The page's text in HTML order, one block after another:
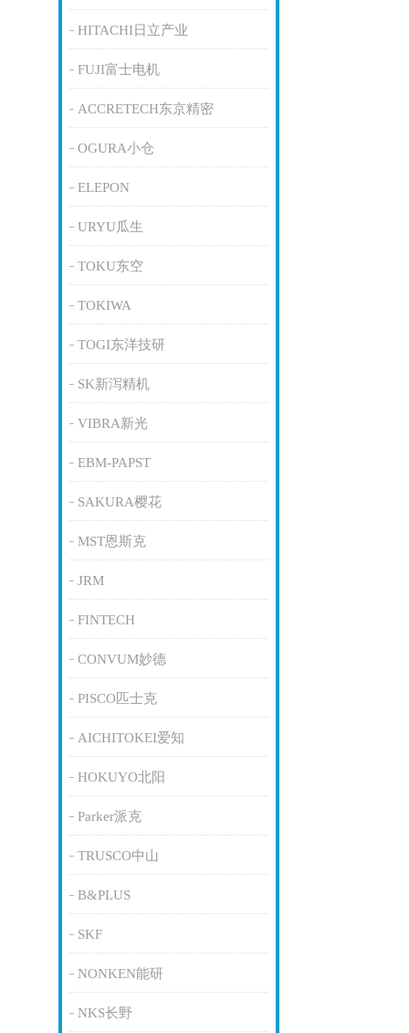
HITACHI日立产业
FUJI富士电机
ACCRETECH东京精密
OGURA小仓
ELEPON
URYU瓜生
TOKU东空
TOKIWA
TOGI东洋技研
SK新泻精机
VIBRA新光
EBM-PAPST
SAKURA樱花
MST恩斯克
JRM
FINTECH
CONVUM妙德
PISCO匹士克
AICHITOKEI爱知
HOKUYO北阳
Parker派克
TRUSCO中山
B&PLUS
SKF
NONKEN能研
NKS长野